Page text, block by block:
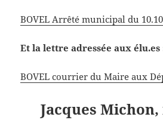
BOVEL Arrêté municipal du
Et la lettre adressée aux élu.es
BOVEL courrier du Maire aux
Jacques